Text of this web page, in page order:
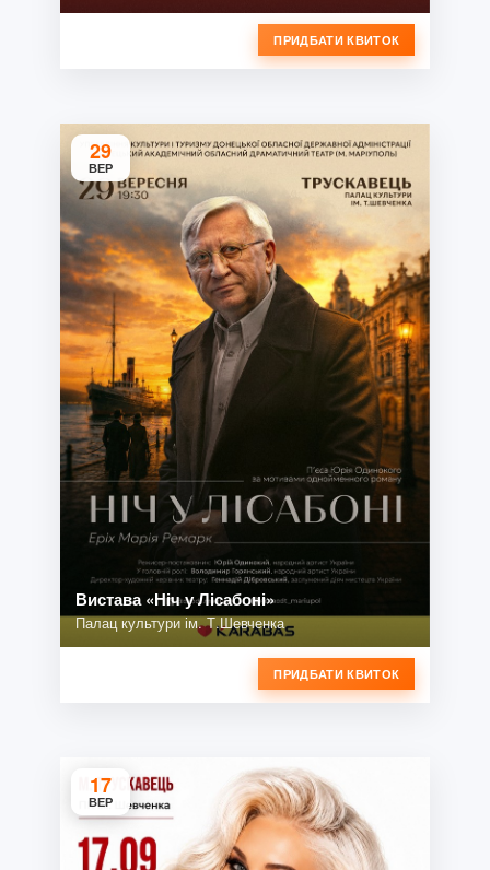
ПРИДБАТИ КВИТОК
29
ВЕР
Вистава «Ніч у Лісабоні»
Палац культури ім. Т.Шевченка
ПРИДБАТИ КВИТОК
17
ВЕР